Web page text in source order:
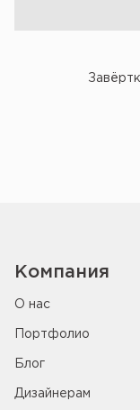
Компания
О нас
Портфолио
Блог
Дизайнерам